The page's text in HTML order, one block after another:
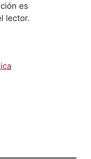
es
lector.